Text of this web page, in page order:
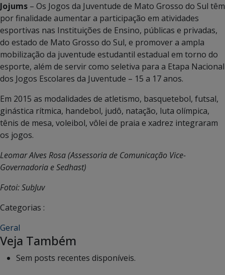
Jojums – Os Jogos da Juventude de Mato Grosso do Sul têm
por finalidade aumentar a participação em atividades
esportivas nas Instituições de Ensino, públicas e privadas,
do estado de Mato Grosso do Sul, e promover a ampla
mobilização da juventude estudantil estadual em torno do
esporte, além de servir como seletiva para a Etapa Nacional
dos Jogos Escolares da Juventude – 15 a 17 anos.
Em 2015 as modalidades de atletismo, basquetebol, futsal,
ginástica rítmica, handebol, judô, natação, luta olímpica,
tênis de mesa, voleibol, vôlei de praia e xadrez integraram
os jogos.
Leomar Alves Rosa (Assessoria de Comunicação Vice-
Governadoria e Sedhast)
Fotoi: SubJuv
Categorias :
Geral
Veja Também
Sem posts recentes disponíveis.